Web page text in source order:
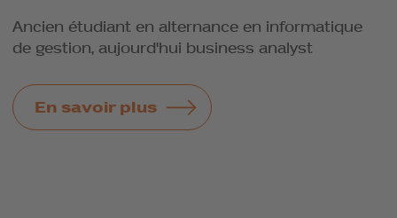
Ancien étudiant en alternance en informatique
de gestion, aujourd'hui business analyst
En savoir plus